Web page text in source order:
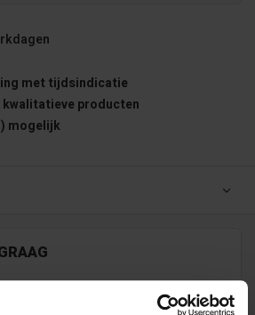
met tijdsindicatie
kwalitatieve producten
mogelijk